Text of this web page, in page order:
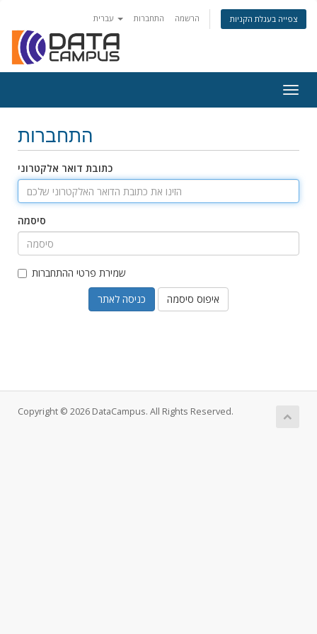
התחברות הרשמה צפייה בעגלת הקניות
התחברות
כתובת דואר אלקטרוני
סיסמה
שמירת פרטי ההתחברות
איפוס סיסמה
Copyright © 2026 DataCampus. All Rights Reserved.